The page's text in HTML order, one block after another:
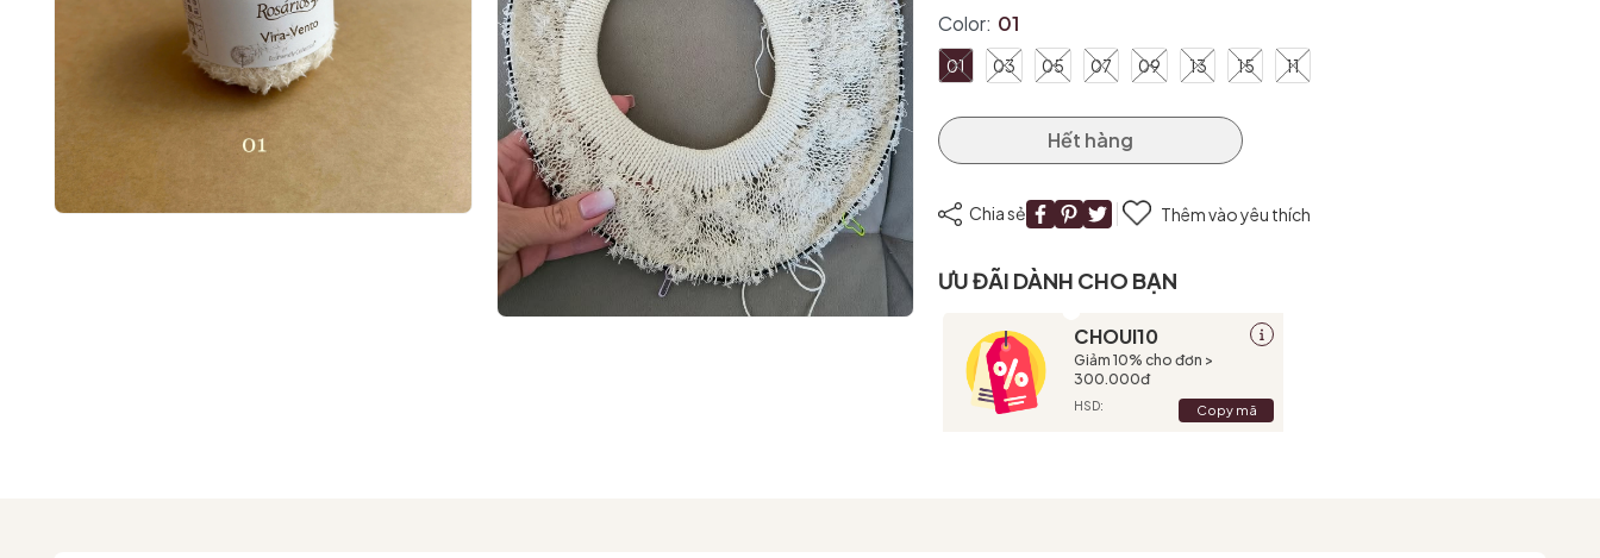
Color: 01
01 03 05 07 09 13 15 11
Hết hàng
Chia sẻ Thêm vào yêu thích
ƯU ĐÃI DÀNH CHO BẠN
CHOUI10
Giảm 10% cho đơn >
300.000đ
HSD: Copy mã
Mã giảm giá:
Ngày hết hạn:
Điều kiện: